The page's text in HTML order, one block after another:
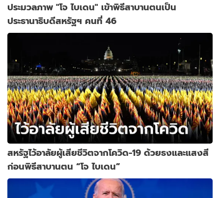
ประมวลภาพ "โจ ไบเดน" เข้าพิธีสาบานตนเป็น
ประธานาธิบดีสหรัฐฯ คนที่ 46
สหรัฐไว้อาลัยผู้เสียชีวิตจากโควิด-19 ด้วยธงและแสงสี
ก่อนพิธีสาบานตน “โจ ไบเดน”